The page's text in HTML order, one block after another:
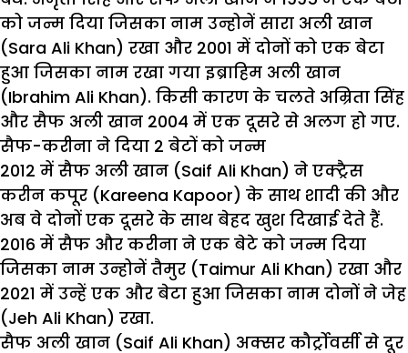
को जन्म दिया जिसका नाम उन्होनें सारा अली खान
(Sara Ali Khan) रखा और 2001 में दोनों को एक बेटा
हुआ जिसका नाम रखा गया इब्राहिम अली खान
(Ibrahim Ali Khan). किसी कारण के चलते अम्रिता सिंह
और सैफ अली खान 2004 में एक दूसरे से अलग हो गए.
सैफ-करीना ने दिया 2 बेटों को जन्म
2012 में सैफ अली खान (Saif Ali Khan) ने एक्ट्रैस
करीन कपूर (Kareena Kapoor) के साथ शादी की और
अब वे दोनों एक दूसरे के साथ बेहद खुश दिखाई देते हैं.
2016 में सैफ और करीना ने एक बेटे को जन्म दिया
जिसका नाम उन्होनें तैमुर (Taimur Ali Khan) रखा और
2021 में उन्हें एक और बेटा हुआ जिसका नाम दोनों ने जेह
(Jeh Ali Khan) रखा.
सैफ अली खान (Saif Ali Khan) अक्सर कौर्ट्रोवर्सी से दूर